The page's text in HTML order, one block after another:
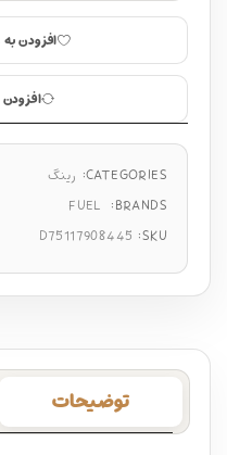
افزودن
CATEGORIES: رینگ
BRANDS:
FUEL
SKU:
D75117908445
توضیحات